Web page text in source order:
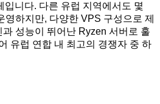
니다. 다른 유럽 지역에서도 몇
하지만, 다양한 VPS 구성으로 제
성능이 뛰어난 Ryzen 서버로 훌
유럽 연합 내 최고의 경쟁자 중 하